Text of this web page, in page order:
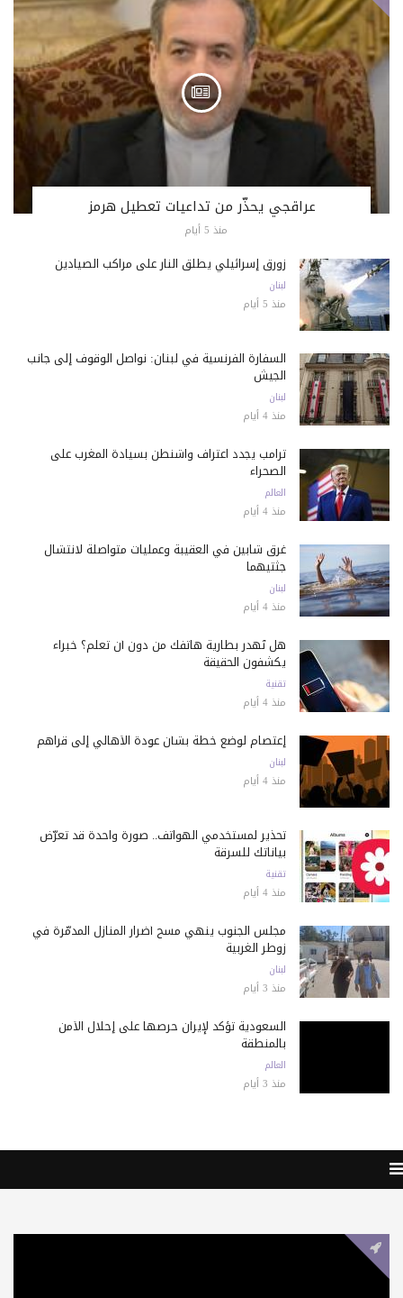
عراقجي يحذّر من تداعيات تعطيل هرمز
منذ 5 أيام
زورق إسرائيلي يطلق النار على مراكب الصيادين
لبنان
منذ 5 أيام
السفارة الفرنسية في لبنان: نواصل الوقوف إلى جانب
الجيش
لبنان
منذ 4 أيام
ترامب يجدد اعتراف واشنطن بسيادة المغرب على
الصحراء
العالم
منذ 4 أيام
غرق شابين في العقيبة وعمليات متواصلة لانتشال
جثتيهما
لبنان
منذ 4 أيام
هل تُهدر بطارية هاتفك من دون أن تعلم؟ خبراء
يكشفون الحقيقة
تقنية
منذ 4 أيام
إعتصام لوضع خطة بشأن عودة الأهالي إلى قراهم
لبنان
منذ 4 أيام
تحذير لمستخدمي الهواتف.. صورة واحدة قد تعرّض
بياناتك للسرقة
تقنية
منذ 4 أيام
مجلس الجنوب ينهي مسح أضرار المنازل المدمّرة في
زوطر الغربية
لبنان
منذ 3 أيام
السعودية تؤكد لإيران حرصها على إحلال الأمن
بالمنطقة
العالم
منذ 3 أيام